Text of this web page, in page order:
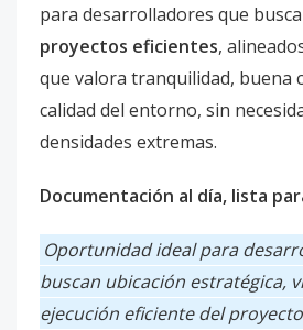
para desarrolladores que
proyectos eficientes,
que valora tranquilidad, buena
calidad del entorno, sin
densidades extremas.
Documentación al día, lista
Oportunidad ideal para
buscan ubicación estratégica,
ejecución eficiente del